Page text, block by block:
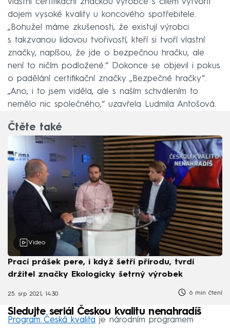
vlastní certifikační značkou výrobce s cílem vytvořit
dojem vysoké kvality u koncového spotřebitele.
„Bohužel máme zkušenosti, že existují výrobci
s takzvanou lidovou tvořivostí, kteří si tvoří vlastní
značky, napíšou, že jde o bezpečnou hračku, ale
není to ničím podložené.“ Dokonce se objevil i pokus
o padělání certifikační značky „Bezpečné hračky“.
„Ano, i to jsem viděla, ale s naším schválením to
nemělo nic společného,“ uzavřela Ludmila Antošová.
Čtěte také
Video
Prací prášek pere, i když šetří přírodu, tvrdí
držitel značky Ekologicky šetrný výrobek
25. srp 2021, 14:30 6 min čtení
Sledujte seriál Českou kvalitu nenahradíš
Program Česká kvalita je národním programem